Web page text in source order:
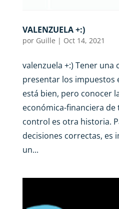
VALENZUELA +:)
por Guille | Oct 14, 2021
valenzuela +:) Tener una
presentar los impuestos
está bien, pero conocer
económica-financiera
control es otra historia.
decisiones correctas, es
un...